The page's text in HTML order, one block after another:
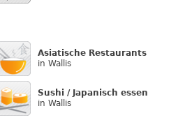
Asiatische Restaurants
in Wallis
Sushi / Japanisch essen
in Wallis